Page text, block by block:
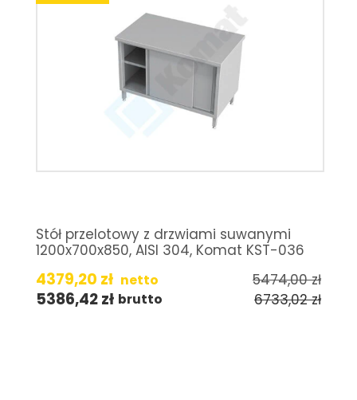
Stół przelotowy z drzwiami suwanymi
1200x700x850, AISI 304, Komat KST-036
4379,20 zł netto 5474,00zł
5386,42zł brutto 6733,02zł